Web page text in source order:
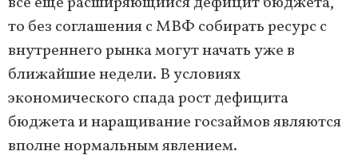
то без соглашения с МВФ собирать ресурс с
внутреннего рынка могут начать уже в
ближайшие недели. В условиях
экономического спада рост дефицита
бюджета и наращивание госзаймов являются
вполне нормальным явлением.